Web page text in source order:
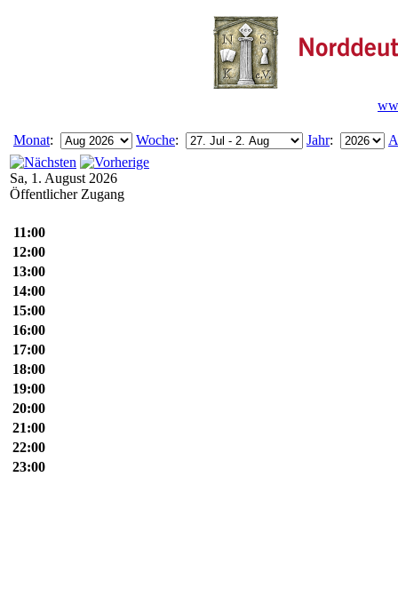
Monat: Woche: Jahr:
Sa, 1. August 2026
Öffentlicher Zugang
11:00
12:00
13:00
14:00
15:00
16:00
17:00
18:00
19:00
20:00
21:00
22:00
23:00